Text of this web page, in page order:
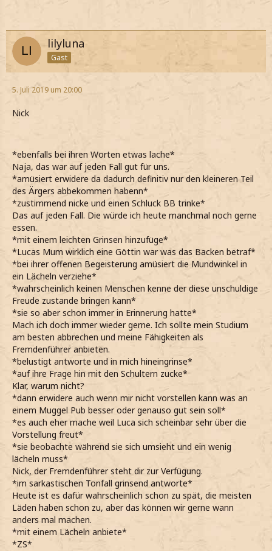
lilyluna
Gast
5. Juli 2019 um 20:00
Nick
*ebenfalls bei ihren Worten etwas lache*
Naja, das war auf jeden Fall gut für uns.
*amüsiert erwidere da dadurch definitiv nur den kleineren Teil
des Ärgers abbekommen habenn*
*zustimmend nicke und einen Schluck BB trinke*
Das auf jeden Fall. Die würde ich heute manchmal noch gerne
essen.
*mit einem leichten Grinsen hinzufüge*
*Lucas Mum wirklich eine Göttin war was das Backen betraf*
*bei ihrer offenen Begeisterung amüsiert die Mundwinkel in
ein Lächeln verziehe*
*wahrscheinlich keinen Menschen kenne der diese unschuldige
Freude zustande bringen kann*
*sie so aber schon immer in Erinnerung hatte*
Mach ich doch immer wieder gerne. Ich sollte mein Studium
am besten abbrechen und meine Fähigkeiten als
Fremdenführer anbieten.
*belustigt antworte und in mich hineingrinse*
*auf ihre Frage hin mit den Schultern zucke*
Klar, warum nicht?
*dann erwidere auch wenn mir nicht vorstellen kann was an
einem Muggel Pub besser oder genauso gut sein soll*
*es auch eher mache weil Luca sich scheinbar sehr über die
Vorstellung freut*
*sie beobachte während sie sich umsieht und ein wenig
lächeln muss*
Nick, der Fremdenführer steht dir zur Verfügung.
*im sarkastischen Tonfall grinsend antworte*
Heute ist es dafür wahrscheinlich schon zu spät, die meisten
Läden haben schon zu, aber das können wir gerne wann
anders mal machen.
*mit einem Lächeln anbiete*
*ZS*